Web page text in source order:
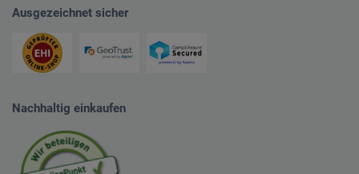
Ausgezeichnet sicher
Nachhaltig einkaufen